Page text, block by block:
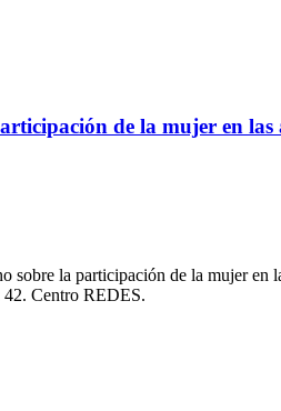
de la mujer en las
sobre la participación de la mujer
Centro REDES.